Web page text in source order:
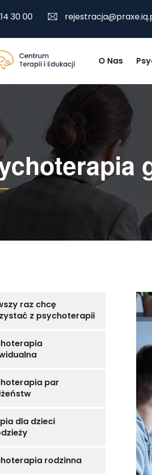
30 00
O Nas
raz chcę
z psychoterapii
par
dla dzieci
rodzinna